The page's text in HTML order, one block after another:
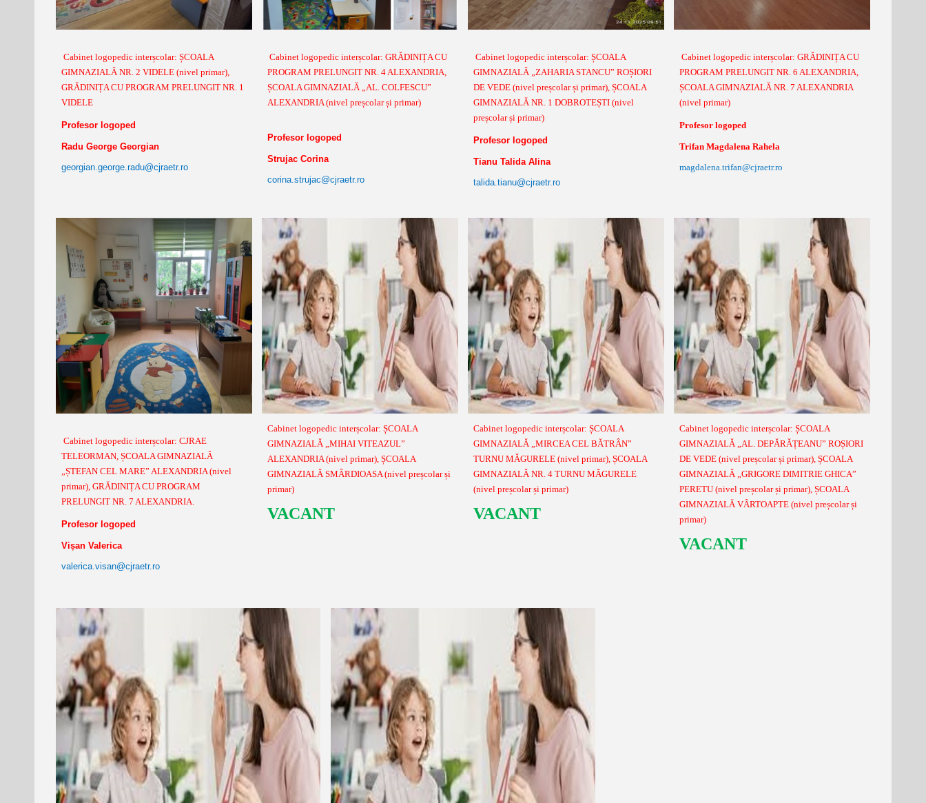
Cabinet logopedic interșcolar: ȘCOALA
GIMNAZIALĂ NR. 2 VIDELE (nivel primar),
GRĂDINIȚA CU PROGRAM PRELUNGIT NR. 1
VIDELE
Profesor logoped
Radu George Georgian
georgian.george.radu@cjraetr.ro
Cabinet logopedic interșcolar: GRĂDINIȚA CU
PROGRAM PRELUNGIT NR. 4 ALEXANDRIA,
ȘCOALA GIMNAZIALĂ „AL. COLFESCU”
ALEXANDRIA (nivel preșcolar și primar)
Profesor logoped
Strujac Corina
corina.strujac@cjraetr.ro
Cabinet logopedic interșcolar: ȘCOALA
GIMNAZIALĂ „ZAHARIA STANCU” ROȘIORI
DE VEDE (nivel preșcolar și primar), ȘCOALA
GIMNAZIALĂ NR. 1 DOBROTEȘTI (nivel
preșcolar și primar)
Profesor logoped
Tianu Talida Alina
talida.tianu@cjraetr.ro
Cabinet logopedic interșcolar: GRĂDINIȚA CU
PROGRAM PRELUNGIT NR. 6 ALEXANDRIA,
ȘCOALA GIMNAZIALĂ NR. 7 ALEXANDRIA
(nivel primar)
Profesor logoped
Trifan Magdalena Rahela
magdalena.trifan@cjraetr.ro
Cabinet logopedic interșcolar: CJRAE
TELEORMAN, ȘCOALA GIMNAZIALĂ
„ȘTEFAN CEL MARE” ALEXANDRIA (nivel
primar), GRĂDINIȚA CU PROGRAM
PRELUNGIT NR. 7 ALEXANDRIA.
Profesor logoped
Vișan Valerica
valerica.visan@cjraetr.ro
Cabinet logopedic interșcolar: ȘCOALA
GIMNAZIALĂ „MIHAI VITEAZUL”
ALEXANDRIA (nivel primar), ȘCOALA
GIMNAZIALĂ SMÂRDIOASA (nivel preșcolar și
primar)
VACANT
Cabinet logopedic interșcolar: ȘCOALA
GIMNAZIALĂ „MIRCEA CEL BĂTRÂN”
TURNU MĂGURELE (nivel primar), ȘCOALA
GIMNAZIALĂ NR. 4 TURNU MĂGURELE
(nivel preșcolar și primar)
VACANT
Cabinet logopedic interșcolar: ȘCOALA
GIMNAZIALĂ „AL. DEPĂRĂȚEANU” ROȘIORI
DE VEDE (nivel preșcolar și primar), ȘCOALA
GIMNAZIALĂ „GRIGORE DIMITRIE GHICA”
PERETU (nivel preșcolar și primar), ȘCOALA
GIMNAZIALĂ VÂRTOAPTE (nivel preșcolar și
primar)
VACANT